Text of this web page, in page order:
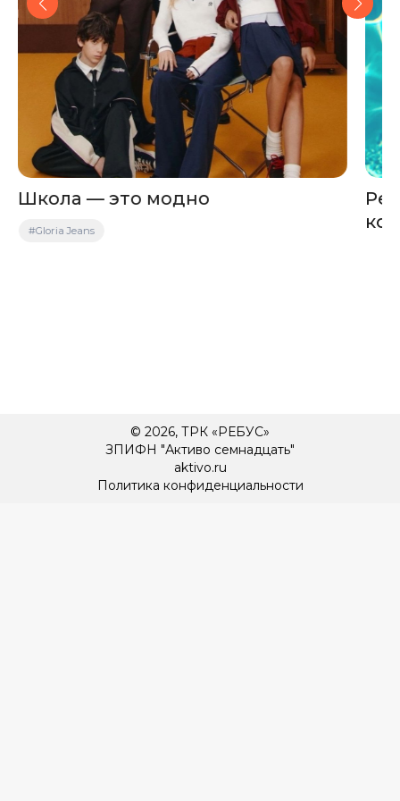
Школа — это модно
#Gloria Jeans
© 2026, ТРК «РЕБУС»
ЗПИФН "Активо семнадцать"
aktivo.ru
Политика конфиденциальности